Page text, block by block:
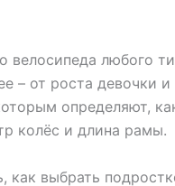
велосипеда любого
– от роста девочки
определяют,
колёс и длина рамы.
как выбрать